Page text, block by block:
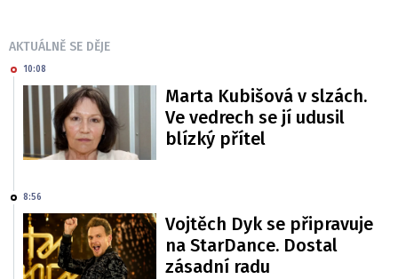
AKTUÁLNĚ SE DĚJE
10:08
Marta Kubišová v slzách.
Ve vedrech se jí udusil
blízký přítel
8:56
Vojtěch Dyk se připravuje
na StarDance. Dostal
zásadní radu